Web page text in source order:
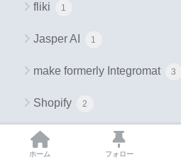
fliki 1
Jasper AI 1
make formerly Integromat 3
Shopify 2
Vyond
ホーム フォロー